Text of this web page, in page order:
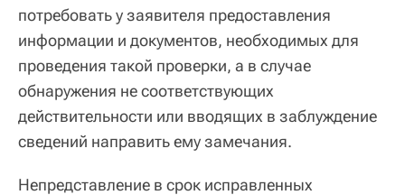
потребовать у заявителя предоставления
информации и документов, необходимых для
проведения такой проверки, а в случае
обнаружения не соответствующих
действительности или вводящих в заблуждение
сведений направить ему замечания.
Непредставление в срок исправленных